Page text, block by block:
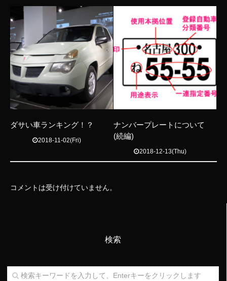
ダサい車ランキング！？
2018-11-02(Fri)
ナンバープレートについて
(続編)
2018-12-13(Thu)
コメントは受け付けていません。
検索